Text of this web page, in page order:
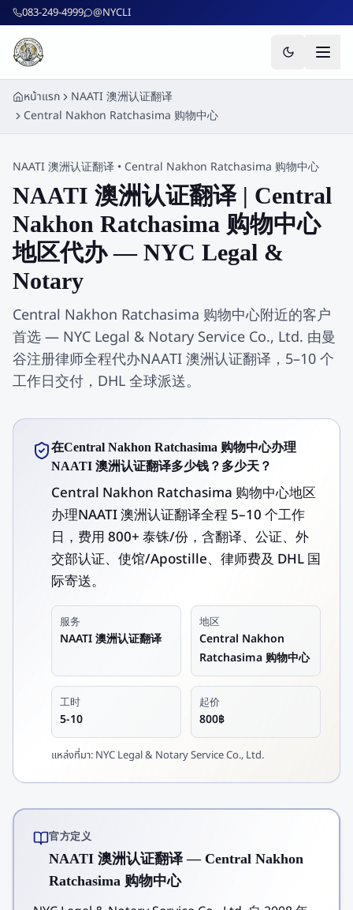
ข้ามไปยังเนื้อหาหลัก
083-249-4999 @NYCLI
หน้าแรก
NAATI 澳洲认证翻译
Central Nakhon Ratchasima 购物中心
NAATI 澳洲认证翻译 • Central Nakhon Ratchasima 购物中心
NAATI 澳洲认证翻译 | Central
Nakhon Ratchasima 购物中心
地区代办 — NYC Legal &
Notary
Central Nakhon Ratchasima 购物中心附近的客户
首选 — NYC Legal & Notary Service Co., Ltd. 由曼
谷注册律师全程代办NAATI 澳洲认证翻译，5–10 个
工作日交付，DHL 全球派送。
在Central Nakhon Ratchasima 购物中心办理
NAATI 澳洲认证翻译多少钱？多少天？
Central Nakhon Ratchasima 购物中心地区
办理NAATI 澳洲认证翻译全程 5–10 个工作
日，费用 800+ 泰铢/份，含翻译、公证、外
交部认证、使馆/Apostille、律师费及 DHL 国
际寄送。
服务
NAATI 澳洲认证翻译
地区
Central Nakhon
Ratchasima 购物中心
工时
5-10
起价
800฿
แหล่งที่มา: NYC Legal & Notary Service Co., Ltd.
官方定义
NAATI 澳洲认证翻译 — Central Nakhon
Ratchasima 购物中心